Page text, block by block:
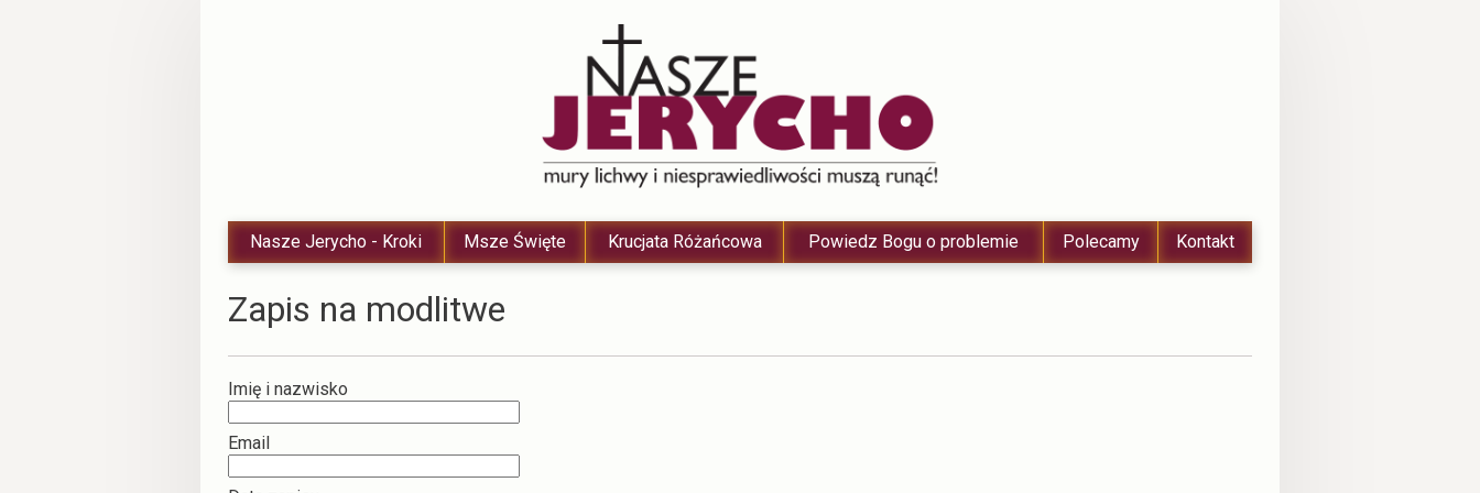
Nasze Jerycho - Kroki Msze Święte Krucjata Różańcowa Powiedz Bogu o problemie Polecamy Kontakt
Zapis na modlitwe
Imię i nazwisko
Email